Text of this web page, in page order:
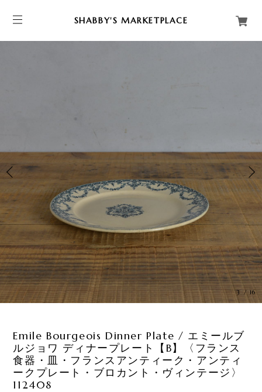
SHABBY'S MARKETPLACE
3 / 16
Emile Bourgeois Dinner Plate / エミールブ
ルジョワ ディナープレート【B】〈フランス
食器・皿・フランスアンティーク・アンティ
ークプレート・ブロカント・ヴィンテージ〉
112408